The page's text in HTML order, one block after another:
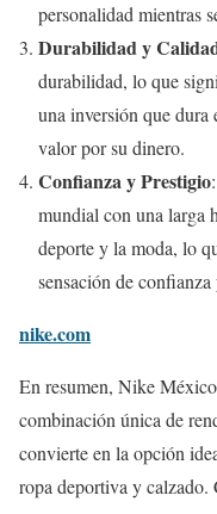
personalidad mientras
Durabilidad y
durabilidad, lo que
una inversión que
valor por su dinero.
Confianza y Prestigio
mundial con una larga
deporte y la moda, lo
sensación de
nike.com
En resumen, Nike
combinación única de
convierte en la opción
ropa deportiva y calzado.